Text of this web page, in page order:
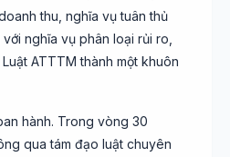
thu, nghĩa vụ tuân thủ
nghĩa vụ phân loại rủi ro,
ATTTM thành một khuôn
hành. Trong vòng 30
qua tám đạo luật chuyên